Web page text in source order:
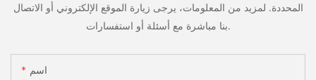
المحددة. لمزيد من المعلومات، يرجى زيارة الموقع الإلكتروني أو الاتصال
بنا مباشرة مع أسئلة أو استفسارات.
اسم